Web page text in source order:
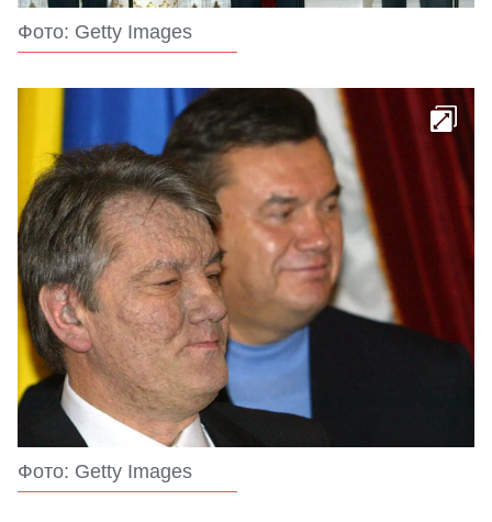
Фото: Getty Images
Фото: Getty Images